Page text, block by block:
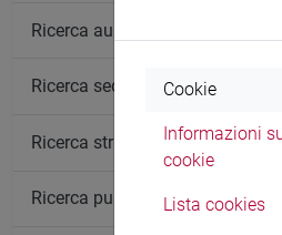
Ricerca aule
Ricerca sedi
Ricerca strutture
Ricerca pubblicazioni
Cookie
Informazioni
cookie
Lista cookies